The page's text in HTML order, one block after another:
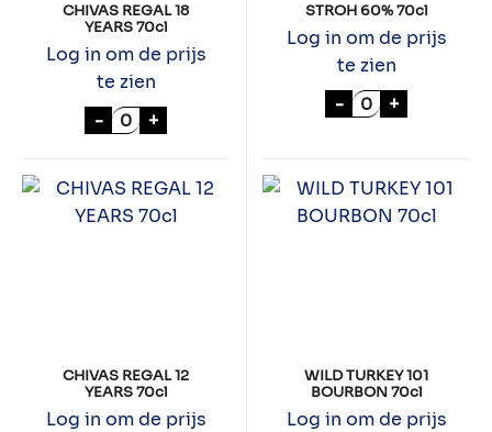
CHIVAS REGAL 18
YEARS 70cl
Log in om de prijs
te zien
- CHIVAS REGAL 18 YEARS 70cl aantal
+
STROH 60% 70cl
Log in om de prijs
te zien
- STROH 60%
+
CHIVAS REGAL 12
YEARS 70cl
Log in om de prijs
WILD TURKEY 101
BOURBON 70cl
Log in om de prijs